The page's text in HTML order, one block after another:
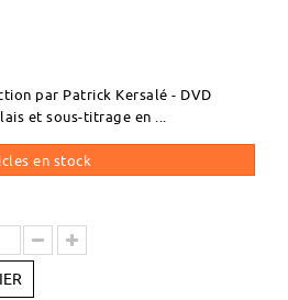
par Patrick Kersalé - DVD
et sous-titrage en ...
en stock